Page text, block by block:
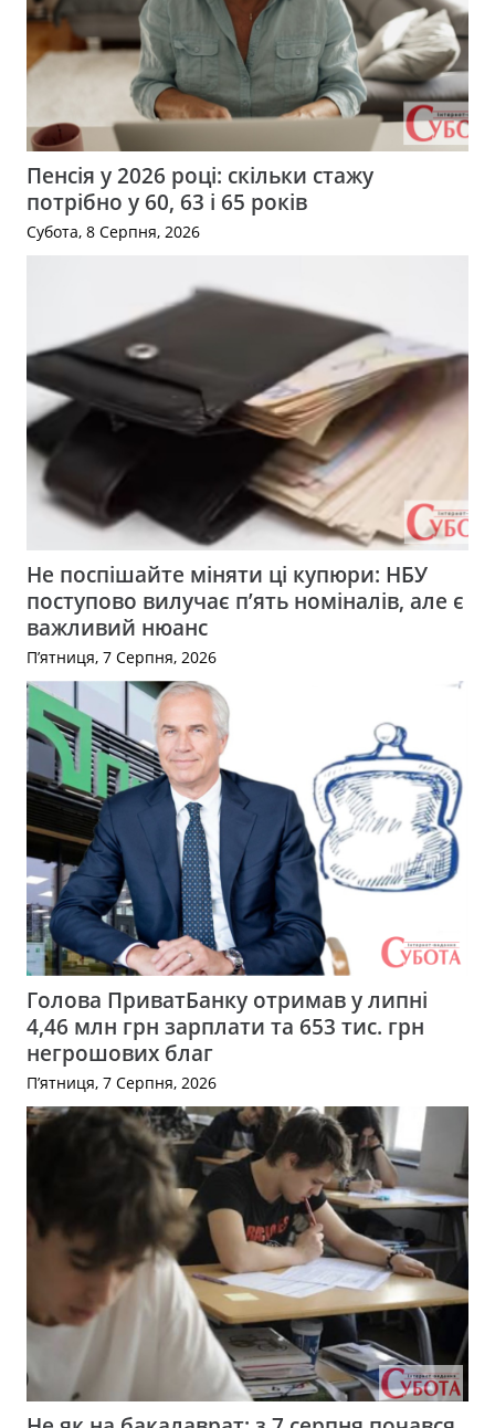
Пенсія у 2026 році: скільки стажу
потрібно у 60, 63 і 65 років
Субота, 8 Серпня, 2026
Не поспішайте міняти ці купюри: НБУ
поступово вилучає п’ять номіналів, але є
важливий нюанс
П’ятниця, 7 Серпня, 2026
Голова ПриватБанку отримав у липні
4,46 млн грн зарплати та 653 тис. грн
негрошових благ
П’ятниця, 7 Серпня, 2026